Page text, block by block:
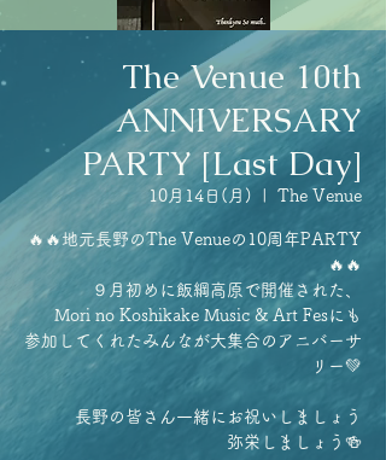
The Venue 10th
ANNIVERSARY
PARTY [Last Day]
10月14日(月) The Venue
🔥🔥地元長野のThe Venueの10周年PARTY
🔥🔥
９月初めに飯綱高原で開催された、
Mori no Koshikake Music & Art Fesにも
参加してくれたみんなが大集合のアニバーサ
リー💚
長野の皆さん一緒にお祝いしましょう
弥栄しましょう🍻